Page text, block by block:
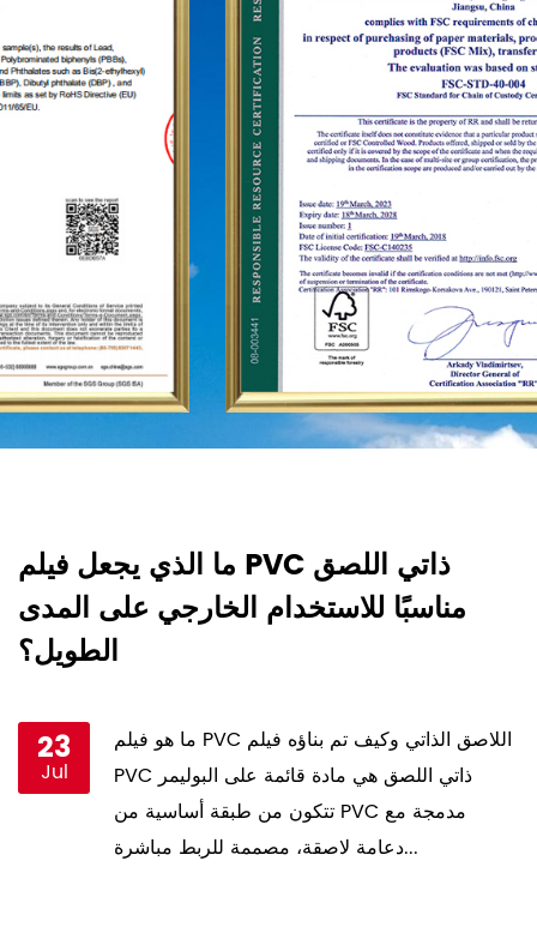
ما الذي يجعل فيلم PVC ذاتي اللصق
مناسبًا للاستخدام الخارجي على المدى
الطويل؟
23
Jul
ما هو فيلم PVC اللاصق الذاتي وكيف تم بناؤه فيلم
PVC ذاتي اللصق هي مادة قائمة على البوليمر
تتكون من طبقة أساسية من PVC مدمجة مع
دعامة لاصقة، مصممة للربط مباشرة...